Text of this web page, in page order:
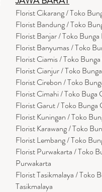
Florist Cikarang/ Toko
Florist Bandung / Toko
Florist Banjar / Toko Bunga
Florist Banyumas / Toko
Florist Ciamis / Toko
Florist Cianjur / Toko
Florist Cirebon / Toko
Florist Cimahi / Toko Buga
Florist Garut / Toko Bunga
Florist Kuningan / Toko
Florist Karawang / Toko
Florist Lembang / Toko
Florist Purwakarta / Toko
Purwakarta
Florist Tasikmalaya / Toko
Tasikmalaya